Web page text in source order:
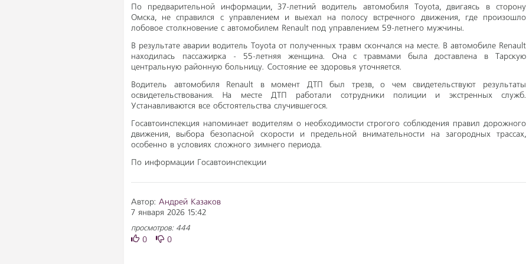
По предварительной информации, 37-летний водитель автомобиля Toyota, двигаясь в сторону
Омска, не справился с управлением и выехал на полосу встречного движения, где произошло
лобовое столкновение с автомобилем Renault под управлением 59-летнего мужчины.
В результате аварии водитель Toyota от полученных травм скончался на месте. В автомобиле Renault
находилась пассажирка - 55-летняя женщина. Она с травмами была доставлена в Тарскую
центральную районную больницу. Состояние ее здоровья уточняется.
Водитель автомобиля Renault в момент ДТП был трезв, о чем свидетельствуют результаты
освидетельствования. На месте ДТП работали сотрудники полиции и экстренных служб.
Устанавливаются все обстоятельства случившегося.
Госавтоинспекция напоминает водителям о необходимости строгого соблюдения правил дорожного
движения, выбора безопасной скорости и предельной внимательности на загородных трассах,
особенно в условиях сложного зимнего периода.
По информации Госавтоинспекции
Автор: Андрей Казаков
7 января 2026 15:42
просмотров: 444
0 0